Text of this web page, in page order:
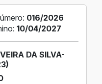
016/2026
10/04/2027
DA SILVA-